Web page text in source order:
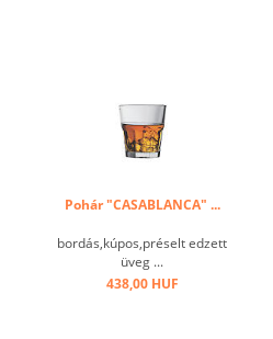
Pohár "CASABLANCA" ...
bordás,kúpos,préselt edzett
üveg ...
438,00 HUF